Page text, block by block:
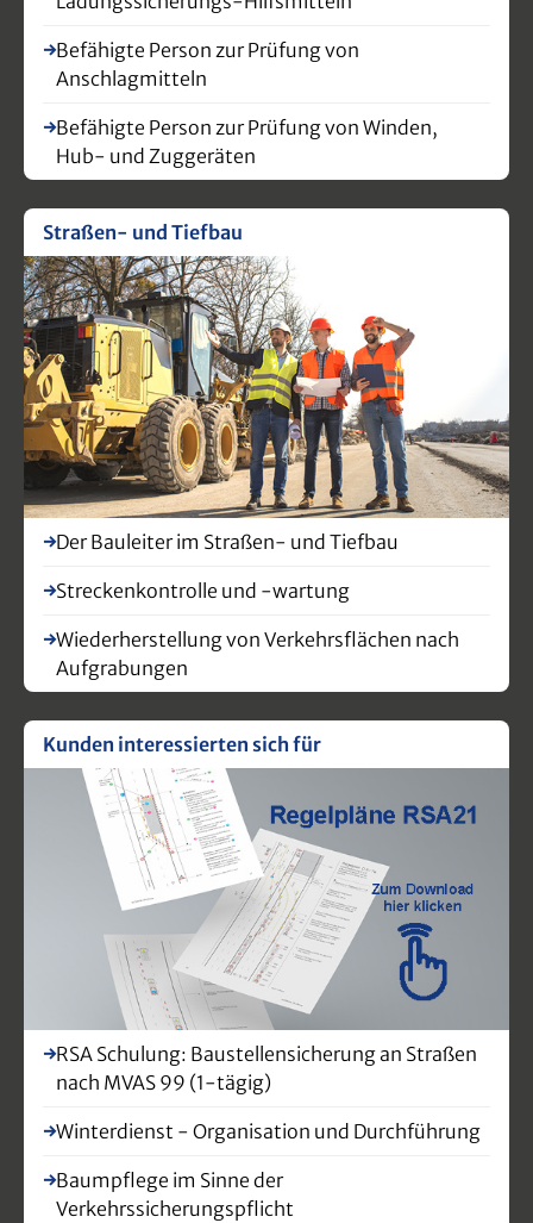
Temporäre Lichtzeichenanlagen
Befähigte Person zur Prüfung von
Anschlagmitteln
Befähigte Person zur Prüfung von Winden,
Hub- und Zuggeräten
Straßen- und Tiefbau
Der Bauleiter im Straßen- und Tiefbau
Streckenkontrolle und -wartung
Wiederherstellung von Verkehrsflächen nach
Aufgrabungen
Kunden interessierten sich für
RSA Schulung: Baustellensicherung an Straßen
nach MVAS 99 (1-tägig)
Winterdienst - Organisation und Durchführung
Baumpflege im Sinne der
Verkehrssicherungspflicht